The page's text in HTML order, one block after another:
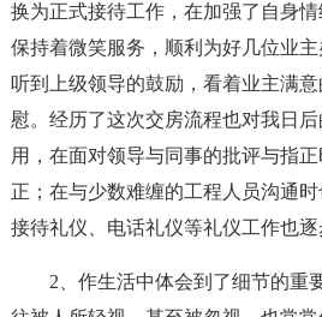
换为正式接待工作，在加强了自身
保持着微笑服务，顺利为好几位业主
听到上级领导的鼓励，看着业主满
慰。经历了这次交房流程也对我日
用，在面对领导与同事的批评与指
正；在与少数难缠的工程人员沟通时
接待礼仪、电话礼仪等礼仪工作也逐
2、作生活中体会到了细节的重